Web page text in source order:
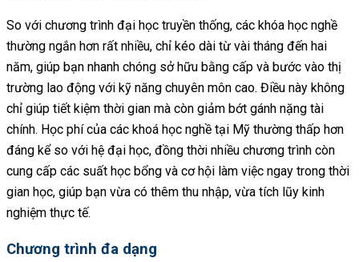
So với chương trình đại học truyền thống, các khóa học nghề
thường ngắn hơn rất nhiều, chỉ kéo dài từ vài tháng đến hai
năm, giúp bạn nhanh chóng sở hữu bằng cấp và bước vào thị
trường lao động với kỹ năng chuyên môn cao. Điều này không
chỉ giúp tiết kiệm thời gian mà còn giảm bớt gánh nặng tài
chính. Học phí của các khoá học nghề tại Mỹ thường thấp hơn
đáng kể so với hệ đại học, đồng thời nhiều chương trình còn
cung cấp các suất học bổng và cơ hội làm việc ngay trong thời
gian học, giúp bạn vừa có thêm thu nhập, vừa tích lũy kinh
nghiệm thực tế.
Chương trình đa dạng